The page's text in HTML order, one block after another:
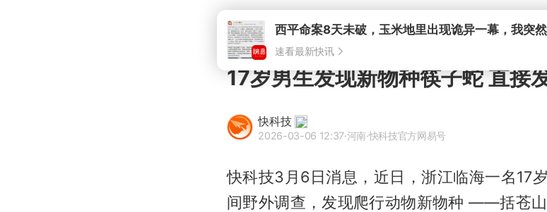
西平命案8天未破，玉米地里出现诡异一幕，我突
速看最新快讯
17岁男生发现新物种筷子蛇 直接
快科技
2026-03-06 12:37·河南·快科技官方网易号
快科技3月6日消息，近日，浙江临海一名17
间野外调查，发现爬行动物新物种 ——括苍